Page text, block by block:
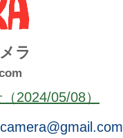
ラ
2024/05/08）